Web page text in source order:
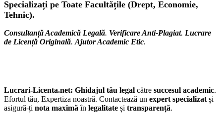
Specializați pe Toate Facultățile (Drept, Economie,
Tehnic).
Consultanță Academică Legală. Verificare Anti-Plagiat. Lucrare
de Licență Originală. Ajutor Academic Etic.
Lucrari-Licenta.net: Ghidajul tău legal către succesul academic.
Efortul tău, Expertiza noastră. Contactează un expert specializat și
asigură-ți nota maximă în legalitate și transparență.